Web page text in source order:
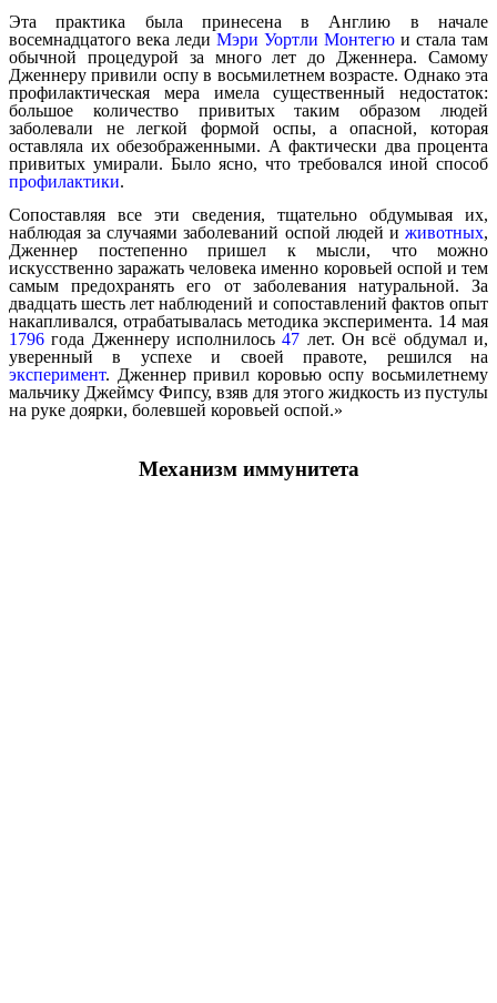
Эта практика была принесена в Англию в начале
восемнадцатого века леди Мэри Уортли Монтегю и стала там
обычной процедурой за много лет до Дженнера. Самому
Дженнеру привили оспу в восьмилетнем возрасте. Однако эта
профилактическая мера имела существенный недостаток:
большое количество привитых таким образом людей
заболевали не легкой формой оспы, а опасной, которая
оставляла их обезображенными. А фактически два процента
привитых умирали. Было ясно, что требовался иной способ
профилактики.
Сопоставляя все эти сведения, тщательно обдумывая их,
наблюдая за случаями заболеваний оспой людей и животных,
Дженнер постепенно пришел к мысли, что можно
искусственно заражать человека именно коровьей оспой и тем
самым предохранять его от заболевания натуральной. За
двадцать шесть лет наблюдений и сопоставлений фактов опыт
накапливался, отрабатывалась методика эксперимента. 14 мая
1796 года Дженнеру исполнилось47 лет. Он всё обдумал и,
уверенный в успехе и своей правоте, решился на
эксперимент. Дженнер привил коровью оспу восьмилетнему
мальчику Джеймсу Фипсу, взяв для этого жидкость из пустулы
на руке доярки, болевшей коровьей оспой.»
Механизм иммунитета